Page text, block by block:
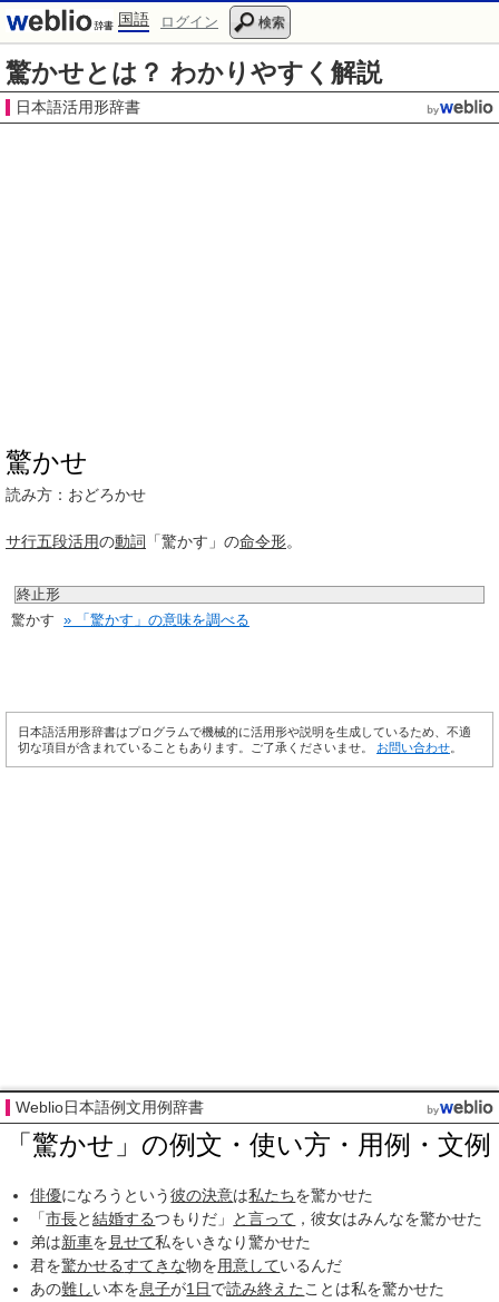
国語 ログイン 検索
驚かせとは？ わかりやすく解説
日本語活用形辞書
驚かせ
読み方：おどろかせ
サ行五段活用の動詞 「驚かす」の命令形。
終止形
驚かす » 「驚かす」の意味を調べる
日本語活用形辞書はプログラムで機械的に活用形や説明を生成しているため、不適
切な項目が含まれていることもあります。ご了承くださいませ。 お問い合わせ
Weblio日本語例文用例辞書
「驚かせ」の例文・使い方・用例・文例
俳優になろうという彼の決意は私たちを驚かせた
「市長と結婚するつもりだ」 と言って ，彼女はみんなを驚かせた
弟は新車を 見せて私をいきなり驚かせた
君を驚かせるすてきな物を用意しているんだ
あの難しい本を息子が1日で読み終えた ことは私を驚かせた